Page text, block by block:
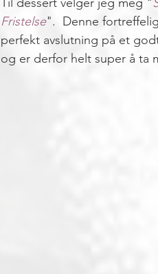
Fristelse".  Denne
perfekt avslutning på et
og er derfor helt super å ta